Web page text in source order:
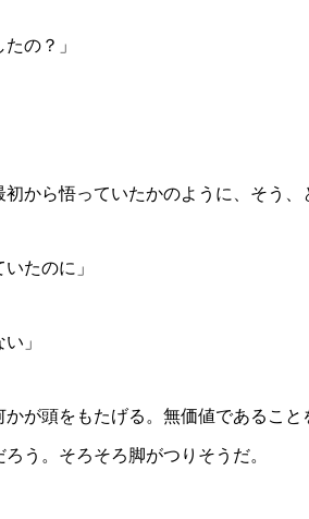
の？」
から悟っていたかのように、そう、
たのに」
」
が頭をもたげる。無価値であること
う。そろそろ脚がつりそうだ。